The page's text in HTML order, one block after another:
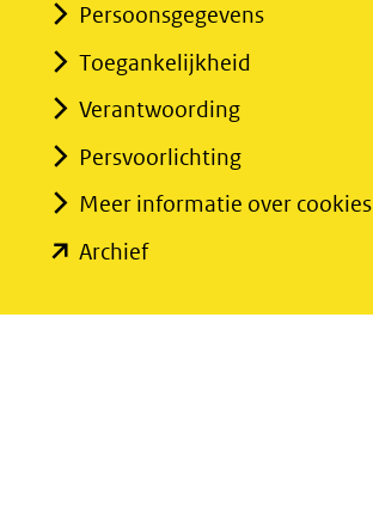
Persoonsgegevens
Toegankelijkheid
Verantwoording
Persvoorlichting
Meer informatie over cookies
Archief(opent